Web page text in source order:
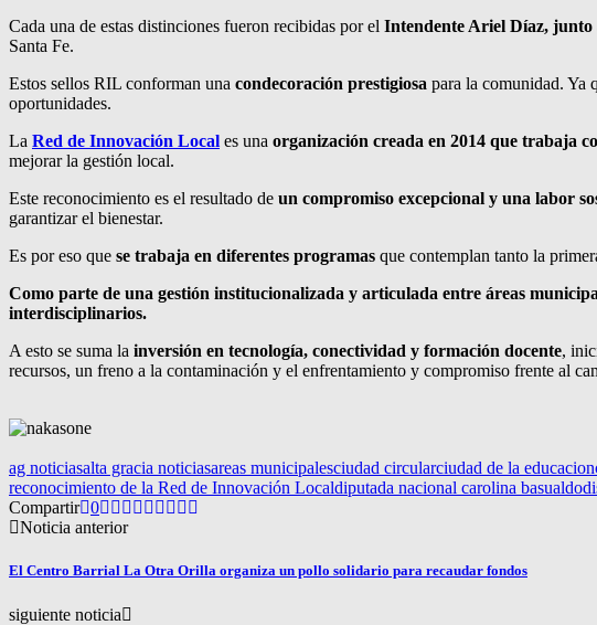
Cada una de estas distinciones fueron recibidas por el Intendente Ariel Díaz, junto
Santa Fe.
Estos sellos RIL conforman una condecoración prestigiosa para la comunidad. Ya
oportunidades.
La Red de Innovación Local es una organización creada en 2014 que trabaja
mejorar la gestión local.
Este reconocimiento es el resultado de un compromiso excepcional y una labor
garantizar el bienestar.
Es por eso que se trabaja en diferentes programas que contemplan tanto la
Como parte de una gestión institucionalizada y articulada entre áreas
interdisciplinarios.
A esto se suma la inversión en tecnología, conectividad y formación docente,
recursos, un freno a la contaminación y el enfrentamiento y compromiso frente al
ag noticiasalta gracia noticiasareas municipalesciudad circularciudad de la educacion
reconocimiento de la Red de Innovación Localdiputada nacional carolina basualdo
Compartir 0
Noticia anterior
El Centro Barrial La Otra Orilla organiza un pollo solidario para recaudar fondos
siguiente noticia